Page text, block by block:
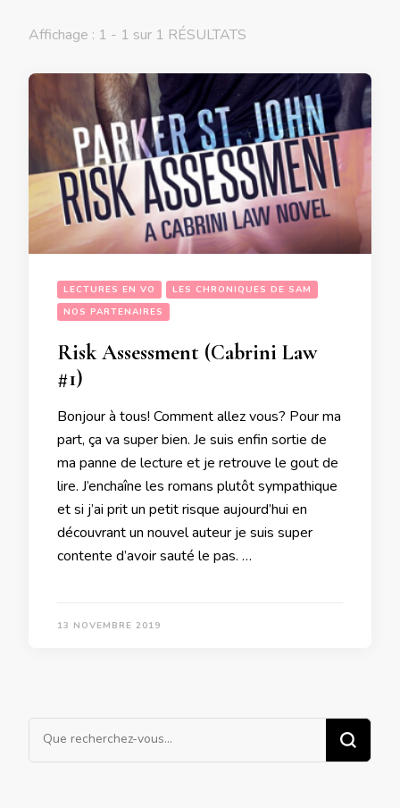
Affichage : 1 - 1 sur 1 RÉSULTATS
LECTURES EN VO
LES CHRONIQUES DE SAM
NOS PARTENAIRES
Risk Assessment (Cabrini Law
#1)
Bonjour à tous! Comment allez vous? Pour ma
part, ça va super bien. Je suis enfin sortie de
ma panne de lecture et je retrouve le gout de
lire. J’enchaîne les romans plutôt sympathique
et si j’ai prit un petit risque aujourd’hui en
découvrant un nouvel auteur je suis super
contente d’avoir sauté le pas. …
13 NOVEMBRE 2019
Vous
recherchiez